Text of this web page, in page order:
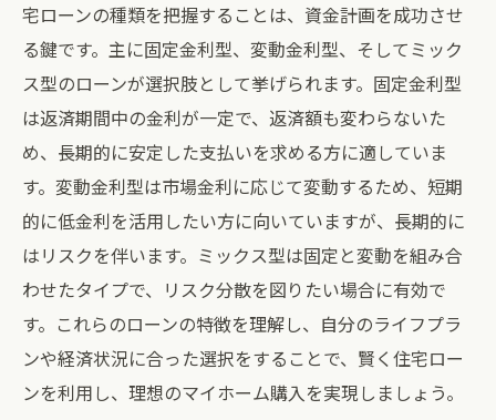
周辺環境と子育て・教育施設の魅力
コミュニティとの付き合い方と住みやすさ
物件選びで重要なチェックポイント
賢く建売を選ぶための住宅ローン攻略法
最適なローンプランを選ぶポイント
ローン申請時に気を付けるべき書類
住宅ローンの金利変動と対応策
固定費と変動費の管理方法
ローン返済中の節約術と家計管理
住宅ローンの見直しと借り換えのタイミン
グ
宅ローンの種類を把握することは、資金計画を成功させ
る鍵です。主に固定金利型、変動金利型、そしてミック
ス型のローンが選択肢として挙げられます。固定金利型
は返済期間中の金利が一定で、返済額も変わらないた
め、長期的に安定した支払いを求める方に適していま
す。変動金利型は市場金利に応じて変動するため、短期
的に低金利を活用したい方に向いていますが、長期的に
はリスクを伴います。ミックス型は固定と変動を組み合
わせたタイプで、リスク分散を図りたい場合に有効で
す。これらのローンの特徴を理解し、自分のライフプラ
ンや経済状況に合った選択をすることで、賢く住宅ロー
ンを利用し、理想のマイホーム購入を実現しましょう。